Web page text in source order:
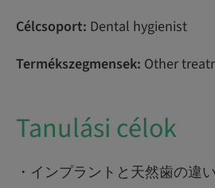
Célcsoport: Dental hygienist
Termékszegmensek: Other
Tanulási célok
・インプラントと天然歯の違